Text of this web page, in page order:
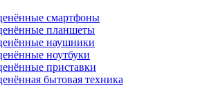
смартфоны
планшеты
наушники
ноутбуки
приставки
бытовая техника